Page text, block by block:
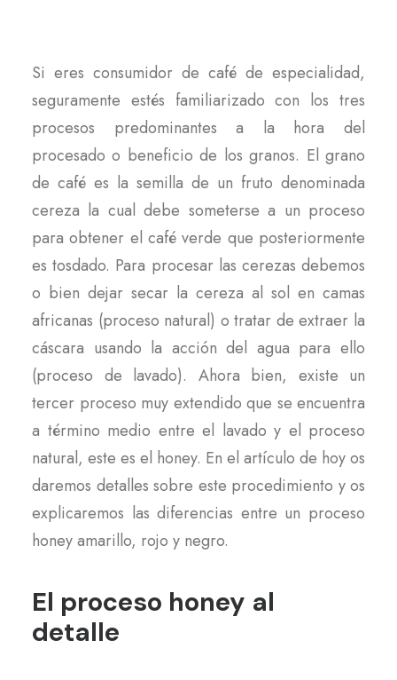
Si eres consumidor de café de especialidad,
seguramente estés familiarizado con los tres
procesos predominantes a la hora del
procesado o beneficio de los granos. El grano
de café es la semilla de un fruto denominada
cereza la cual debe someterse a un proceso
para obtener el café verde que posteriormente
es tosdado. Para procesar las cerezas debemos
o bien dejar secar la cereza al sol en camas
africanas (proceso natural) o tratar de extraer la
cáscara usando la acción del agua para ello
(proceso de lavado). Ahora bien, existe un
tercer proceso muy extendido que se encuentra
a término medio entre el lavado y el proceso
natural, este es el honey. En el artículo de hoy os
daremos detalles sobre este procedimiento y os
explicaremos las diferencias entre un proceso
honey amarillo, rojo y negro.
El proceso honey al
detalle